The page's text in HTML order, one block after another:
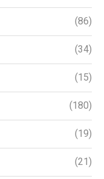
(86)
(34)
(15)
(180)
(19)
(21)